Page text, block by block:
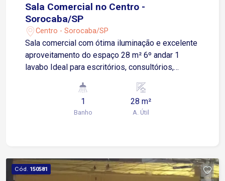
Sala Comercial no Centro -
Sorocaba/SP
Centro - Sorocaba/SP
Sala comercial com ótima iluminação e excelente
aproveitamento do espaço 28 m² 6º andar 1
lavabo Ideal para escritórios, consultórios,
Não possui vaga de garagem, porém conta com
diversos estacionamentos nas proximidades
Condomínio Nossa Senhora da Ponte com:
das Avenidas São Paulo e Dom Aguirre 5 minutos
da Avenida Dr. Afonso Vergueiro 6 minutos da
1
Banho
28 m²
A. Útil
Cód. 150581